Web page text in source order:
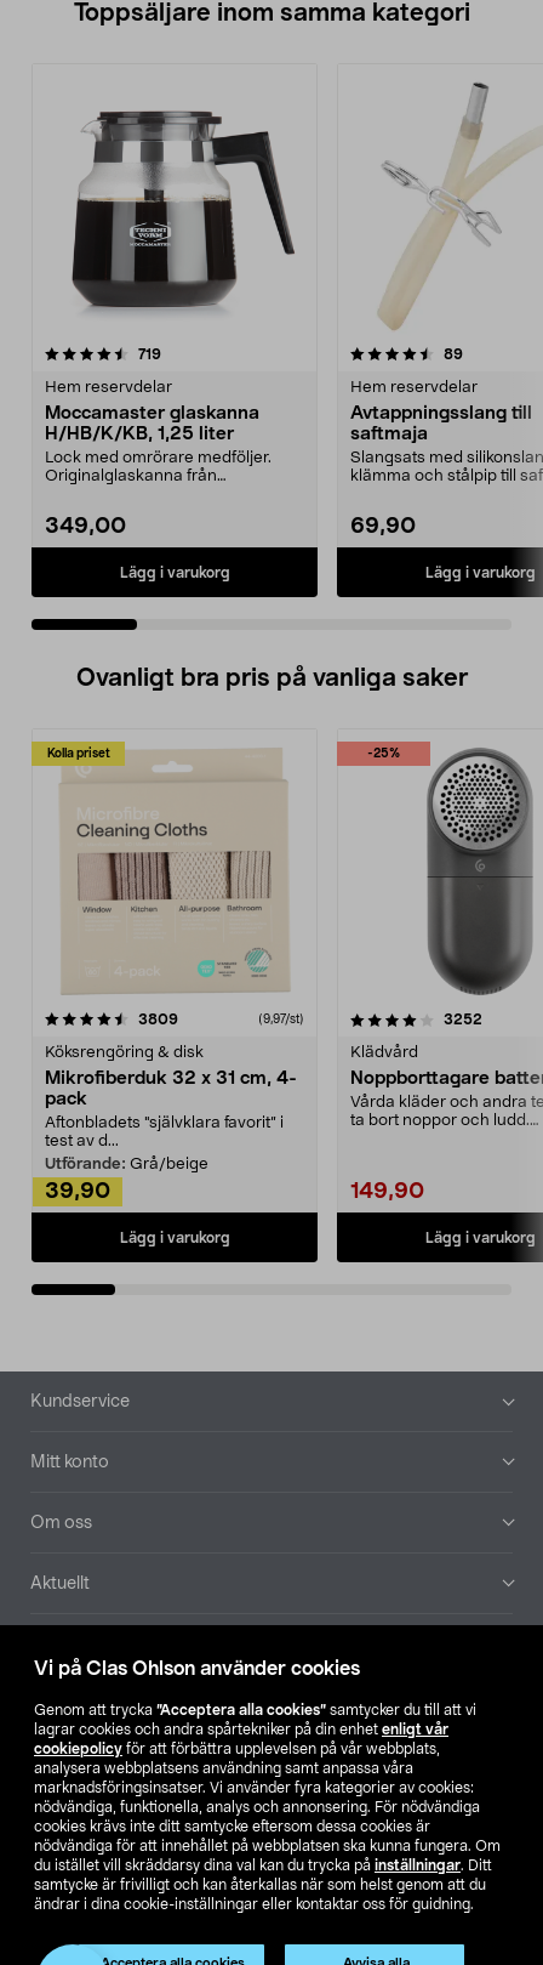
Vi på Clas Ohlson använder cookies
Genom att trycka ”Acceptera alla cookies” samtycker du till att vi
lagrar cookies och andra spårtekniker på din enhet enligt vår
cookiepolicy för att förbättra upplevelsen på vår webbplats,
analysera webbplatsens användning samt anpassa våra
marknadsföringsinsatser. Vi använder fyra kategorier av cookies:
nödvändiga, funktionella, analys och annonsering. För nödvändiga
cookies krävs inte ditt samtycke eftersom dessa cookies är
nödvändiga för att innehållet på webbplatsen ska kunna fungera. Om
du istället vill skräddarsy dina val kan du trycka på inställningar. Ditt
samtycke är frivilligt och kan återkallas när som helst genom att du
ändrar i dina cookie-inställningar eller kontaktar oss för guidning.
Produkten har utgått
Toppsäljare inom samma kategori
719recensioner
Hem reservdelar
Moccamaster glaskanna
H/HB/K/KB, 1,25 liter
Lock med omrörare medföljer.
Originalglaskanna från
349,00
Lägg i varukorg
4.5 av 5 stjärnor 89recensioner
Hem reservdelar
Avtappningsslang till
saftmaja
Slangsats med
klämma och stålpip till
69,90
Lägg i varukorg
4.5 av 5 stjärnor
Ovanligt bra pris på vanliga saker
Kolla priset
3809recensioner (9,97/st)
Köksrengöring & disk
Mikrofiberduk 32 x 31 cm, 4-
pack
Aftonbladets "självklara favorit” i
test av d...
Utförande: Grå/beige
39,90
Lägg i varukorg
-25%
4.0av 5 stjärnor 3252
Klädvård
Noppborttagare
Vårda kläder och andra
ta bort noppor och ludd.
149,90
Lägg i varukorg
4.5av 5 stjärnor
Sidfot
Kundservice
Mitt konto
Om oss
Aktuellt
Hitta butik
SE NO FI
Ändra till priser exklusive moms